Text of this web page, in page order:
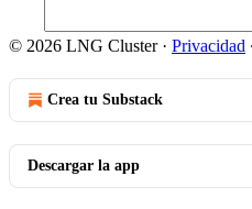
© 2026 LNG Cluster· Privacidad ∙
Crea tu Substack
Descargar la app